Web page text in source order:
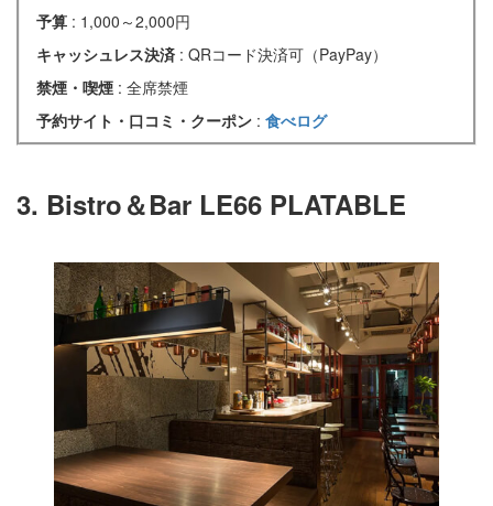
予算 : 1,000～2,000円
キャッシュレス決済 : QRコード決済可（PayPay）
禁煙・喫煙 : 全席禁煙
予約サイト・口コミ・クーポン : 食べログ
3. Bistro＆Bar LE66 PLATABLE